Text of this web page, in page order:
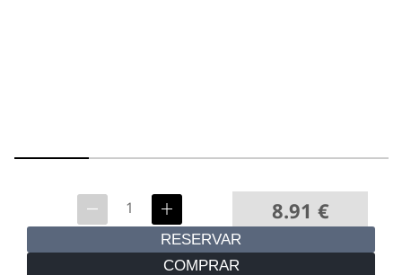
8.91 €
RESERVAR
COMPRAR